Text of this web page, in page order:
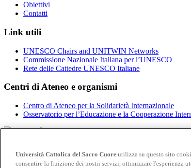
Obiettivi
Contatti
Link utili
UNESCO Chairs and UNITWIN Networks
Commissione Nazionale Italiana per l’UNESCO
Rete delle Cattedre UNESCO Italiane
Centri di Ateneo e organismi
Centro di Ateneo per la Solidarietà Internazionale
Osservatorio per l’Educazione e la Cooperazione
Privacy
Università Cattolica del Sacro Cuore utilizza su questo sito
consentire la fruizione dei nostri servizi, ottimizzare l'esperienza